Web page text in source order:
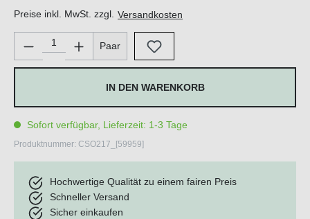
Preise inkl. MwSt. zzgl. Versandkosten
Produkt Anzahl: Gib den gewünschten Wert ein oder
Paar
IN DEN WARENKORB
Sofort verfügbar, Lieferzeit: 1-3 Tage
Produktnummer: CSO217_[59959]
Hochwertige Qualität zu einem fairen Preis
Schneller Versand
Sicher einkaufen